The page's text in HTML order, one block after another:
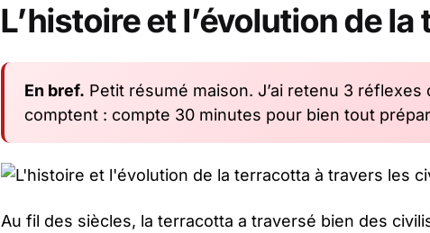
L’histoire et l’évolution de
En bref. Petit résumé maison. J’ai retenu 3
comptent : compte 30 minutes pour bien tout
Au fil des siècles, la terracotta a traversé bien des